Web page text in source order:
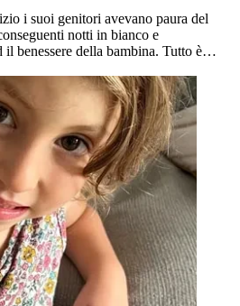
i suoi genitori avevano paura del
notti in bianco e
benessere della bambina. Tutto è